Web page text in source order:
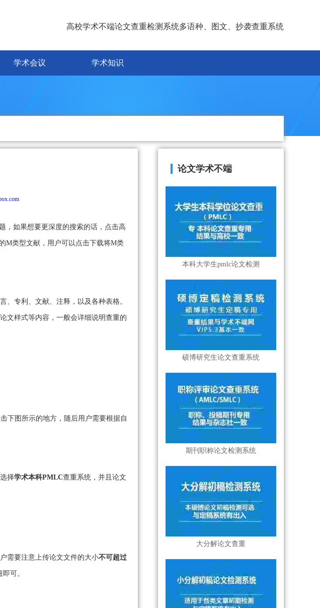
高校学术不端论文查重检测系统多语种、图文、抄袭查重系统
学术会议 学术知识
，如果想要更深度的搜索的话，点击高
M类型文献，用户可以点击下载将M类
、专利、文献、注释，以及各种表格。
文样式等内容，一般会详细说明查重的
下图所示的地方，随后用户需要根据自
择学术本科PMLC查重系统，并且论文
需要注意上传论文文件的大小不可超过
可。
论文学术不端
本科大学生pmlc论文检测
硕博研究生论文查重系统
期刊职称论文检测系统
大分解论文查重